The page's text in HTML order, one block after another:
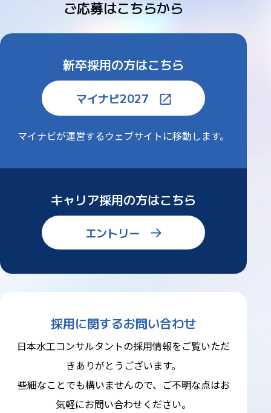
ご応募はこちらから
新卒採用の方はこちら
マイナビ2027
マイナビが運営するウェブサイトに移動します。
キャリア採用の方はこちら
エントリー
採用に関するお問い合わせ
日本水工コンサルタントの採用情報をご覧いただ
きありがとうございます。
些細なことでも構いませんので、ご不明な点はお
気軽にお問い合わせください。